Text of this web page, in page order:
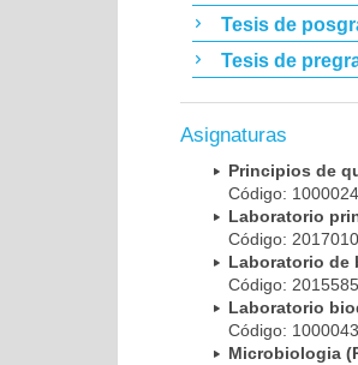
Tesis de
Tesis de
Asignaturas
Principios de
Código:
Laboratorio
Código:
Laboratorio de
Código:
Laboratorio
Código:
Microbiologia